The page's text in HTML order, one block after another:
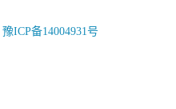
豫ICP备14004931号